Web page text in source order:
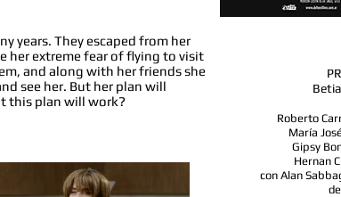
years. They escaped from her
her extreme fear of flying to visit
and along with her friends she
see her. But her plan will
this plan will work?
Roberto
María
Gipsy
Hernan
con Alan